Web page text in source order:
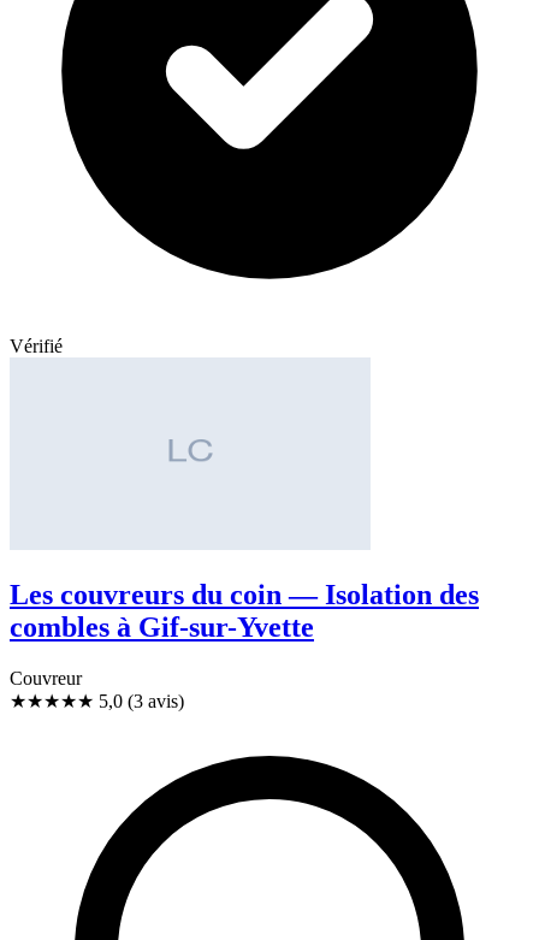
Vérifié
Les couvreurs du coin — Isolation des
combles à Gif-sur-Yvette
Couvreur
★★★★★ 5,0 (3 avis)